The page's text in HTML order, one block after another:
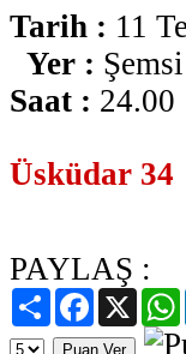
Tarih : 11
Yer :
Saat : 24.00
Üsküdar 34
PAYLAŞ :
PaylaşFacebook
X